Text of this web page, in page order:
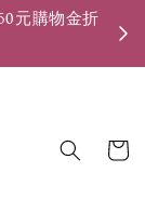
元購物金折